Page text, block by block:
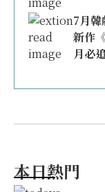
7月
新作
月必
本日熱門